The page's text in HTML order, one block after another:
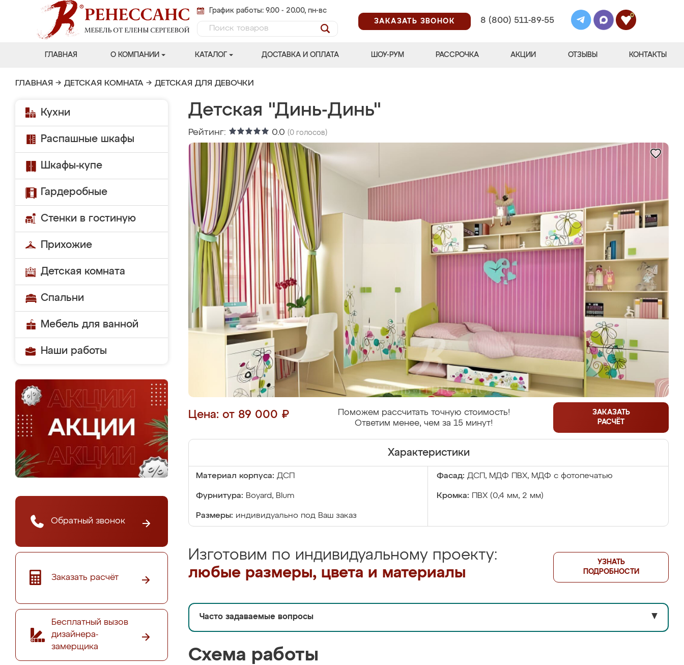
График работы: 9.00 - 20.00, пн-вс
ЗАКАЗАТЬ ЗВОНОК
8 (800) 511-89-55
0
ГЛАВНАЯ О КОМПАНИИ КАТАЛОГ ДОСТАВКА И ОПЛАТА ШОУ-РУМ РАССРОЧКА АКЦИИ ОТЗЫВЫ КОНТАКТЫ
ГЛАВНАЯ → ДЕТСКАЯ КОМНАТА → ДЕТСКАЯ ДЛЯ ДЕВОЧКИ
Кухни
Распашные шкафы
Шкафы-купе
Гардеробные
Стенки в гостиную
Прихожие
Детская комната
Спальни
Мебель для ванной
Наши работы
Обратный звонок
Заказать расчёт
Бесплатный вызов
дизайнера-
замерщика
Детская "Динь-Динь"
Рейтинг: 0.0 (0 голосов)
Цена: от 89 000 ₽
Поможем рассчитать точную стоимость!
Ответим менее, чем за 15 минут!
ЗАКАЗАТЬ
РАСЧЁТ
Характеристики
Материал корпуса: ДСП Фасад: ДСП, МДФ ПВХ, МДФ с фотопечатью
Фурнитура: Boyard, Blum Кромка: ПВХ (0,4 мм, 2 мм)
Размеры: индивидуально под Ваш заказ
Изготовим по индивидуальному проекту:
любые размеры, цвета и материалы
УЗНАТЬ
ПОДРОБНОСТИ
Часто задаваемые вопросы ▼
Схема работы